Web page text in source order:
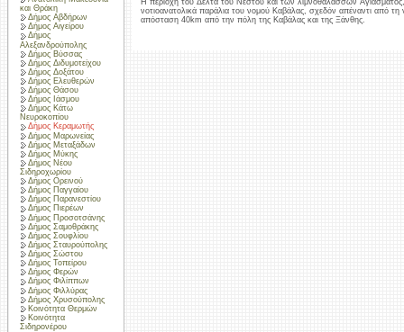
και Θράκη
Δήμος Αβδήρων
Δήμος Αιγείρου
Δήμος
Αλεξανδρούπολης
Δήμος Βύσσας
Δήμος Διδυμοτείχου
Δήμος Δοξάτου
Δήμος Ελευθερών
Δήμος Θάσου
Δήμος Ιάσμου
Δήμος Κάτω
Νευροκοπίου
Δήμος Κεραμωτής
Δήμος Μαρωνείας
Δήμος Μεταξάδων
Δήμος Μύκης
Δήμος Νέου
Σιδηροχωρίου
Δήμος Ορεινού
Δήμος Παγγαίου
Δήμος Παρανεστίου
Δήμος Πιερέων
Δήμος Προσοτσάνης
Δήμος Σαμοθράκης
Δήμος Σουφλίου
Δήμος Σταυρούπολης
Δήμος Σώστου
Δήμος Τοπείρου
Δήμος Φερών
Δήμος Φιλίππων
Δήμος Φιλλύρας
Δήμος Χρυσούπολης
Κοινότητα Θερμών
Κοινότητα
Σιδηρονέρου
Η περιοχή του Δέλτα του Νέστου και των λιμνοθαλασσών Αγιάσματος,
νοτιοανατολικά παράλια του νομού Καβάλας, σχεδόν απέναντι από
απόσταση 40km από την πόλη της Καβάλας και της Ξάνθης.